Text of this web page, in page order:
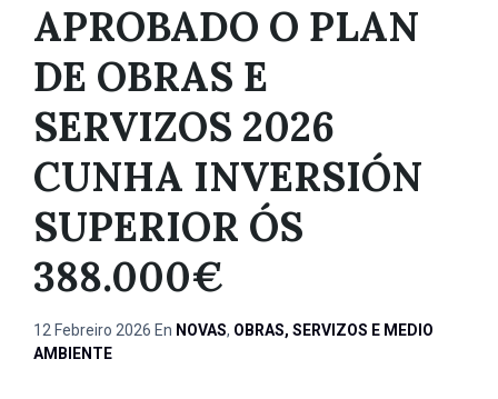
APROBADO O PLAN
DE OBRAS E
SERVIZOS 2026
CUNHA INVERSIÓN
SUPERIOR ÓS
388.000€
12 Febreiro 2026 En NOVAS, OBRAS, SERVIZOS E MEDIO
AMBIENTE